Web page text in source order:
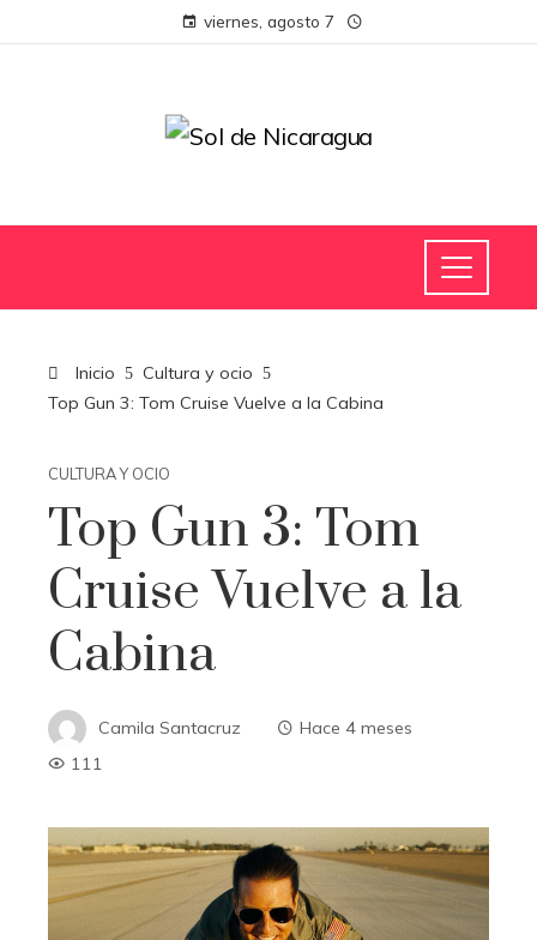
viernes, agosto 7
Inicio
Cultura y ocio
Top Gun 3: Tom Cruise Vuelve a la Cabina
CULTURA Y OCIO
Top Gun 3: Tom
Cruise Vuelve a la
Cabina
Camila Santacruz
Hace 4 meses
111